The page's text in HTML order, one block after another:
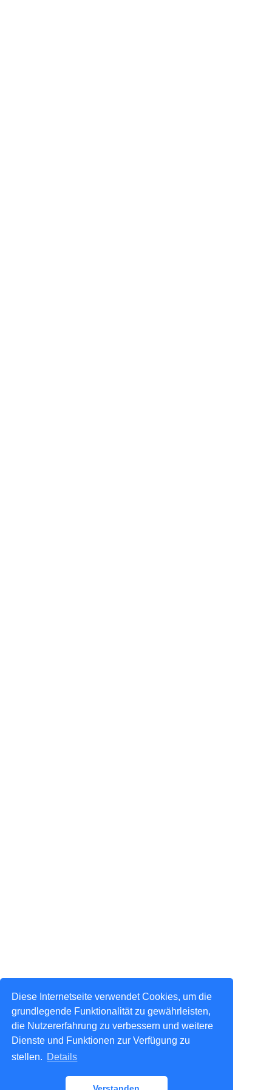
Diese Internetseite verwendet Cookies, um die
grundlegende Funktionalität zu gewährleisten,
die Nutzererfahrung zu verbessern und weitere
Dienste und Funktionen zur Verfügung zu
stellen. Details